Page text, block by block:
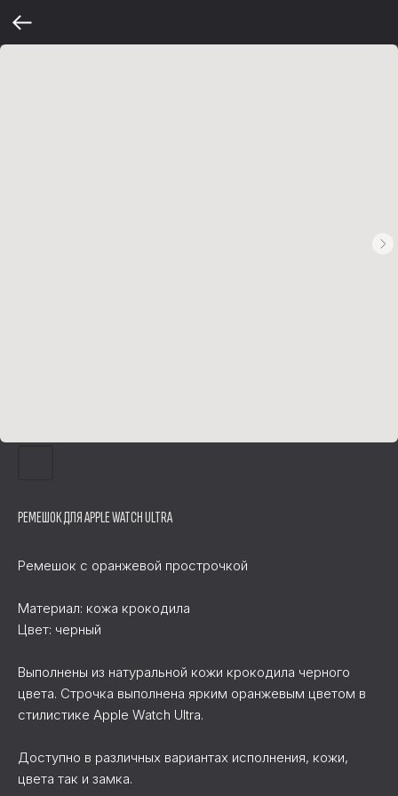
РЕМЕШОК ДЛЯ APPLE WATCH ULTRA
Ремешок с оранжевой прострочкой
Материал: кожа крокодила
Цвет: черный
Выполнены из натуральной кожи крокодила черного
цвета. Строчка выполнена ярким оранжевым цветом в
стилистике Apple Watch Ultra.
Доступно в различных вариантах исполнения, кожи,
цвета так и замка.